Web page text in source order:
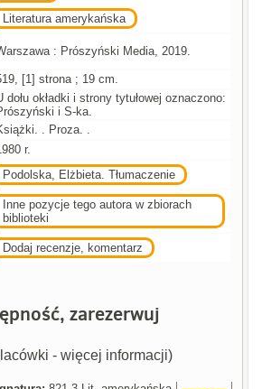
Literatura amerykańska
: Prószyński Media, 2019.
[1] strona ; 19 cm.
dołu okładki i strony tytułowej oznaczono:
i S-ka.
. Proza. .
r.
Podolska, Elżbieta. Tłumaczenie
Inne pozycje tego autora w zbiorach
biblioteki
Dodaj recenzje, komentarz
zarezerwuj
- więcej informacji)